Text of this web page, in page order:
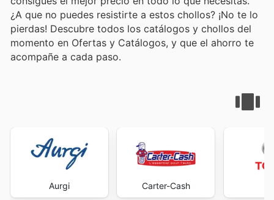
¿A que no puedes resistirte a estos chollos? ¡No te lo
pierdas! Descubre todos los catálogos y chollos del
momento en Ofertas y Catálogos, y que el ahorro te
acompañe a cada paso.
Aurgi Carter-Cash